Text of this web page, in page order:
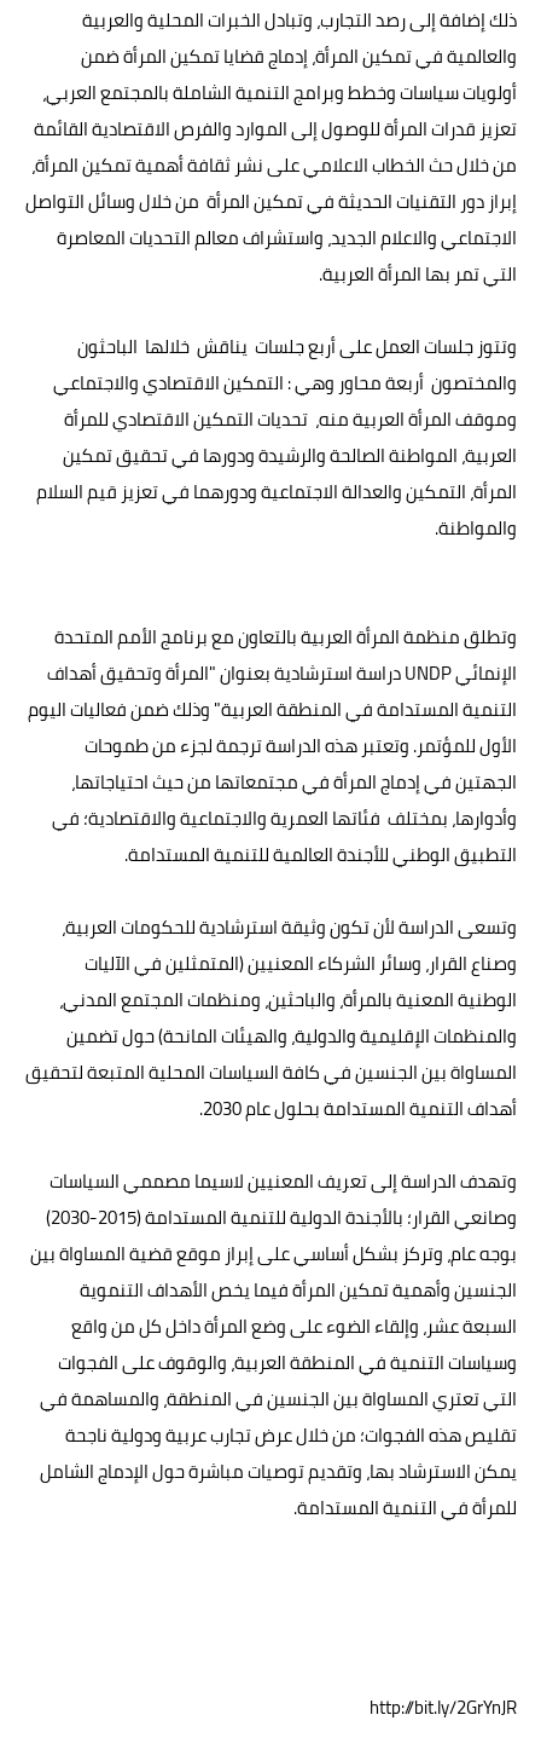
ذلك إضافة إلى رصد التجارب، وتبادل الخبرات المحلية والعربية
والعالمية في تمكين المرأة، إدماج قضايا تمكين المرأة ضمن
أولويات سياسات وخطط وبرامج التنمية الشاملة بالمجتمع العربي،
تعزيز قدرات المرأة للوصول إلى الموارد والفرص الاقتصادية القائمة
من خلال حث الخطاب الاعلامي على نشر ثقافة أهمية تمكين المرأة،
إبراز دور التقنيات الحديثة في تمكين المرأة من خلال وسائل التواصل
الاجتماعي والاعلام الجديد، واستشراف معالم التحديات المعاصرة
التي تمر بها المرأة العربية.
وتتوز جلسات العمل على أربع جلسات يناقش خلالها الباحثون
والمختصون أربعة محاور وهي : التمكين الاقتصادي والاجتماعي
وموقف المرأة العربية منه، تحديات التمكين الاقتصادي للمرأة
العربية، المواطنة الصالحة والرشيدة ودورها في تحقيق تمكين
المرأة، التمكين والعدالة الاجتماعية ودورهما في تعزيز قيم السلام
والمواطنة.
وتطلق منظمة المرأة العربية بالتعاون مع برنامج الأمم المتحدة
الإنمائي UNDP دراسة استرشادية بعنوان "المرأة وتحقيق أهداف
التنمية المستدامة في المنطقة العربية" وذلك ضمن فعاليات اليوم
الأول للمؤتمر. وتعتبر هذه الدراسة ترجمة لجزء من طموحات
الجهتين في إدماج المرأة في مجتمعاتها من حيث احتياجاتها،
وأدوارها، بمختلف فئاتها العمرية والاجتماعية والاقتصادية؛ في
التطبيق الوطني للأجندة العالمية للتنمية المستدامة.
وتسعى الدراسة لأن تكون وثيقة استرشادية للحكومات العربية،
وصناع القرار، وسائر الشركاء المعنيين (المتمثلين في الآليات
الوطنية المعنية بالمرأة، والباحثين، ومنظمات المجتمع المدني،
والمنظمات الإقليمية والدولية، والهيئات المانحة) حول تضمين
المساواة بين الجنسين في كافة السياسات المحلية المتبعة لتحقيق
أهداف التنمية المستدامة بحلول عام 2030.
وتهدف الدراسة إلى تعريف المعنيين لاسيما مصممي السياسات
وصانعي القرار؛ بالأجندة الدولية للتنمية المستدامة (2015-2030)
بوجه عام، وتركز بشكل أساسي على إبراز موقع قضية المساواة بين
الجنسين وأهمية تمكين المرأة فيما يخص الأهداف التنموية
السبعة عشر، وإلقاء الضوء على وضع المرأة داخل كل من واقع
وسياسات التنمية في المنطقة العربية، والوقوف على الفجوات
التي تعتري المساواة بين الجنسين في المنطقة، والمساهمة في
تقليص هذه الفجوات؛ من خلال عرض تجارب عربية ودولية ناجحة
يمكن الاسترشاد بها، وتقديم توصيات مباشرة حول الإدماج الشامل
للمرأة في التنمية المستدامة.
http://bit.ly/2GrYnJR